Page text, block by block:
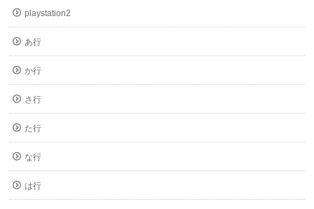
playstation2
あ行
か行
さ行
た行
な行
は行